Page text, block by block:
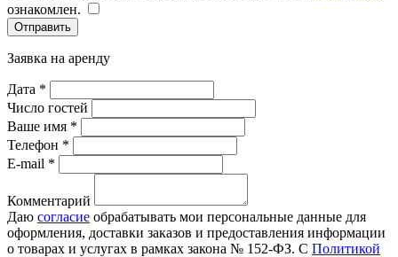
ознакомлен.
Отправить
Заявка на аренду
Дата *
Число гостей
Ваше имя *
Телефон *
E-mail *
Комментарий
Даю согласие обрабатывать мои персональные данные для
оформления, доставки заказов и предоставления информации
о товарах и услугах в рамках закона № 152-ФЗ. С Политикой